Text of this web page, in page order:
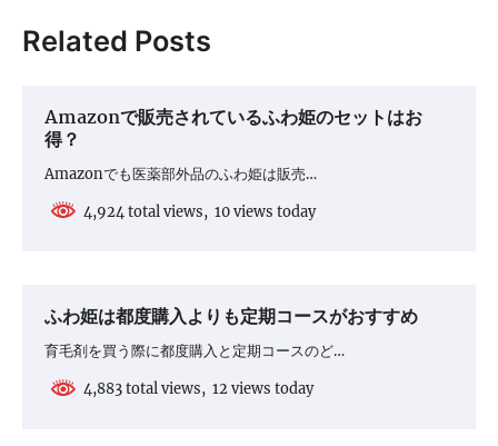
ゲ
シ
ョ
ン
Related Posts
Amazonで販売されているふわ姫のセットはお
得？
Amazonでも医薬部外品のふわ姫は販売…
4,924 total views, 10 views today
ふわ姫は都度購入よりも定期コースがおすすめ
育毛剤を買う際に都度購入と定期コースのど…
4,883 total views, 12 views today